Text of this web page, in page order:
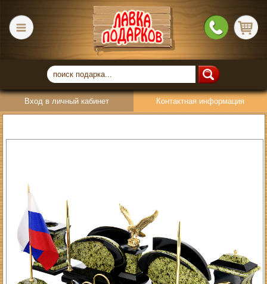
Вход в личный кабинет Контактная информация